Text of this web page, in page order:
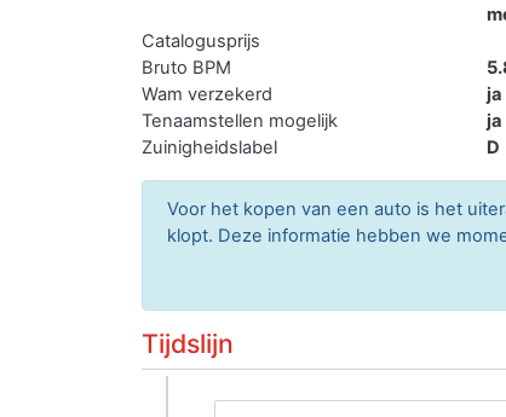
Catalogusprijs
Bruto BPM
Wam verzekerd
ja
Tenaamstellen mogelijk
ja
Zuinigheidslabel
D
Voor het kopen van een auto is het
klopt. Deze informatie hebben we
Tijdslijn